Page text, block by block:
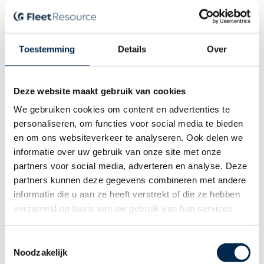
Toestemming Details Over
Deze website maakt gebruik van cookies
We gebruiken cookies om content en advertenties te
personaliseren, om functies voor social media te bieden
en om ons websiteverkeer te analyseren. Ook delen we
informatie over uw gebruik van onze site met onze
partners voor social media, adverteren en analyse. Deze
partners kunnen deze gegevens combineren met andere
informatie die u aan ze heeft verstrekt of die ze hebben
verzameld op basis van uw gebruik van hun services.
Noodzakelijk
maken de swap voor u.
Leaseauto plaatsen
Wilt u meer weten over het (laten) overnemen van een
leasecontract? Lees hier verder hoe het werkt. Heeft u hulp
nodig? Vraag het één van onze LeaseSwap Buddy’s en
ontvang razendsnel een antwoord. Heeft u geen interesse in
LeaseSwap maar bent u wel op zoek naar wagenparkbeheer?
Neem dan contact met ons op, onze experts staan u graag
te woord.